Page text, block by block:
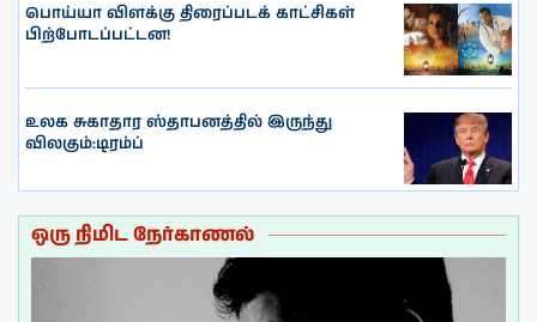
பொய்யா விளக்கு திரைப்படக் காட்சிகள்
பிற்போடப்பட்டன!
உலக சுகாதார ஸ்தாபனத்தில் இருந்து
விலகும்:டிரம்ப்
ஒரு நிமிட நேர்காணல்